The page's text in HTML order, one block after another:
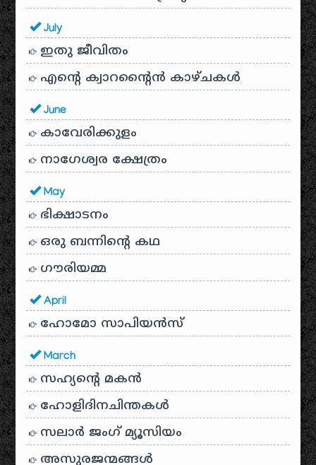
July
ഇതു ജീവിതം
എന്റെ ക്വാറന്റൈൻ കാഴ്ചകൾ
June
കാവേരിക്കുളം
നാഗേശ്വര ക്ഷേത്രം
May
ഭിക്ഷാടനം
ഒരു ബന്നിന്റെ കഥ
ഗൗരിയമ്മ
April
ഹോമോ സാപിയൻസ്
March
സഹ്യന്റെ മകൻ
ഹോളിദിനചിന്തകൾ
സലാർ ജംഗ് മ്യൂസിയം
അസുരജന്മങ്ങൾ